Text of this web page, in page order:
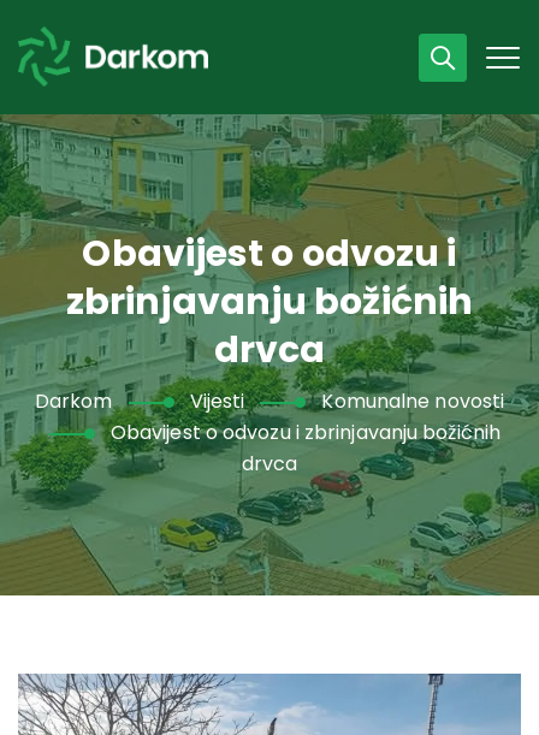
Radno vrijeme
07 - 15 h
043 /440 750
Obavijest o odvozu i
zbrinjavanju božićnih
drvca
Darkom Vijesti
Komunalne novosti
Obavijest o odvozu i zbrinjavanju božićnih
drvca